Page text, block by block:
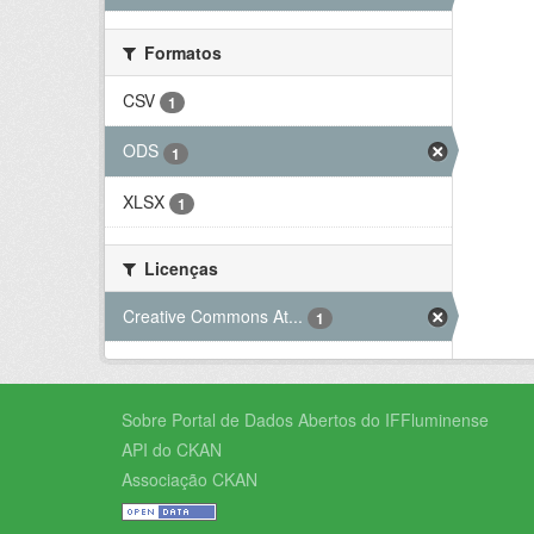
Formatos
CSV
1
ODS 1
XLSX 1
Licenças
Creative Commons At...
1
Sobre Portal de Dados Abertos do IFFluminense
API do CKAN
Associação CKAN